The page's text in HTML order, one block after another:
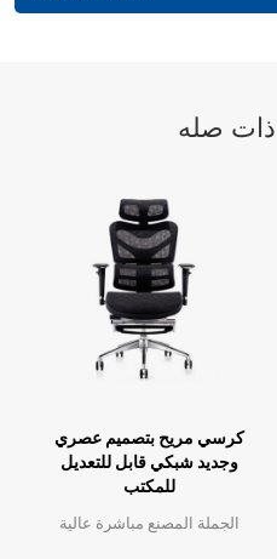
صله
كرسي مريح بتصميم عصري
وجديد شبكي قابل للتعديل
للمكتب
الجملة المصنع مباشرة عالية